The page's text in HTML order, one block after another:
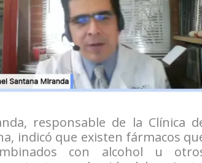
responsable de la Clínica
indicó que existen fármacos
con alcohol u